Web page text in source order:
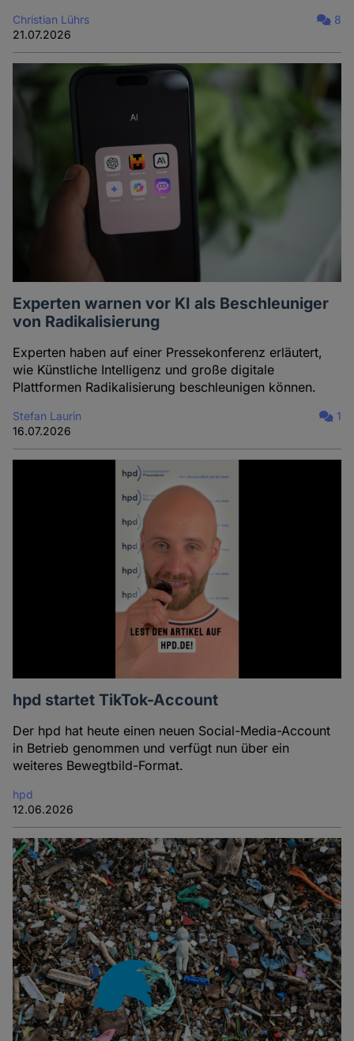
Christian Lührs
21.07.2026
8
Experten warnen vor KI als Beschleuniger
von Radikalisierung
Experten haben auf einer Pressekonferenz erläutert,
wie Künstliche Intelligenz und große digitale
Plattformen Radikalisierung beschleunigen können.
Stefan Laurin
16.07.2026
1
hpd startet TikTok-Account
Der hpd hat heute einen neuen Social-Media-Account
in Betrieb genommen und verfügt nun über ein
weiteres Bewegtbild-Format.
hpd
12.06.2026